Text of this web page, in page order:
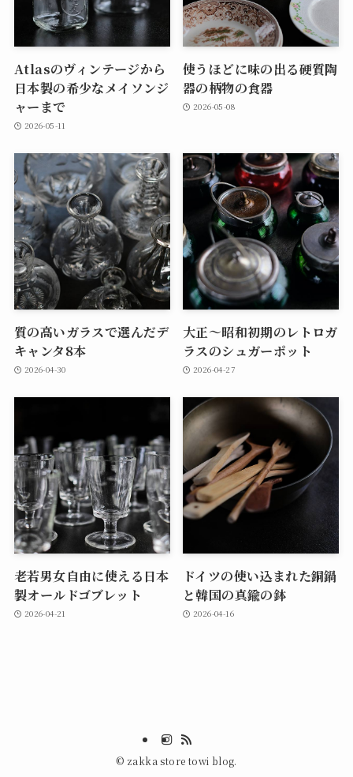
Atlasのヴィンテージから
日本製の希少なメイソンジ
ャーまで
2026-05-11
使うほどに味の出る硬質陶
器の柄物の食器
2026-05-08
質の高いガラスで選んだデ
キャンタ8本
2026-04-30
大正～昭和初期のレトロガ
ラスのシュガーポット
2026-04-27
老若男女自由に使える日本
製オールドゴブレット
2026-04-21
ドイツの使い込まれた銅鍋
と韓国の真鍮の鉢
2026-04-16
© zakka store towi blog.